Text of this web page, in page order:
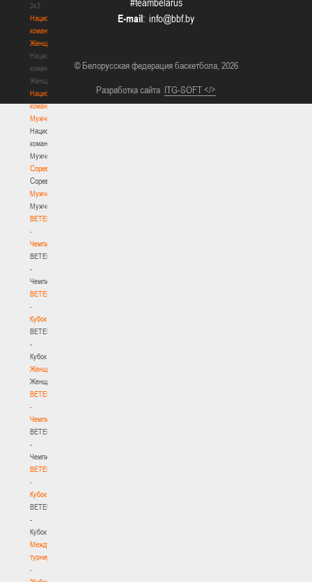
3х3
Национальная
команда.
Женщины
Национальная
команда.
Женщины
Национальная
команда.
Мужчины
Национальная
команда.
Мужчины
Соревнования
Соревнования
Мужчины
Мужчины
BETERA
-
Чемпионат
BETERA
-
Чемпионат
BETERA
-
Кубок
BETERA
-
Кубок
Женщины
Женщины
BETERA
-
Чемпионат
BETERA
-
Чемпионат
BETERA
-
Кубок
BETERA
-
Кубок
Международный
турнир
-
E-mail:
© Белорусская федерация баскетбола, 2026
Разработка сайта ITG-SOFT </>